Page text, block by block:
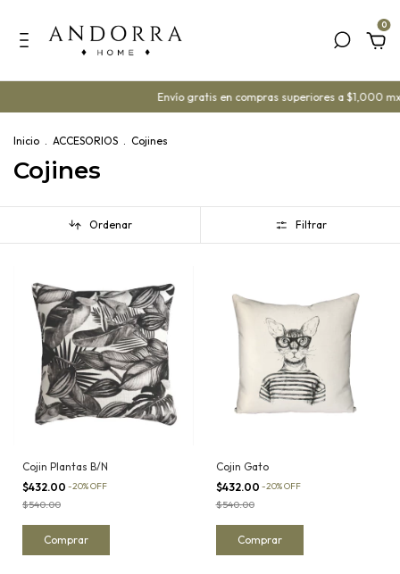
0
Envío gratis en compras superiores a $1,000 mx ¡Ya
Inicio . ACCESORIOS . Cojines
Cojines
Ordenar Filtrar
Cojin Plantas B/N
$432.00 -20%OFF
$540.00
Cojin Gato
$432.00 -20%OFF
$540.00